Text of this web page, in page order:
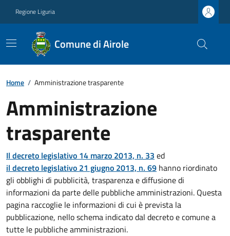
Regione Liguria
Comune di Airole
Home / Amministrazione trasparente
Amministrazione
trasparente
Il decreto legislativo 14 marzo 2013, n. 33 ed
il decreto legislativo 21 giugno 2013, n. 69 hanno riordinato
gli obblighi di pubblicità, trasparenza e diffusione di
informazioni da parte delle pubbliche amministrazioni. Questa
pagina raccoglie le informazioni di cui è prevista la
pubblicazione, nello schema indicato dal decreto e comune a
tutte le pubbliche amministrazioni.